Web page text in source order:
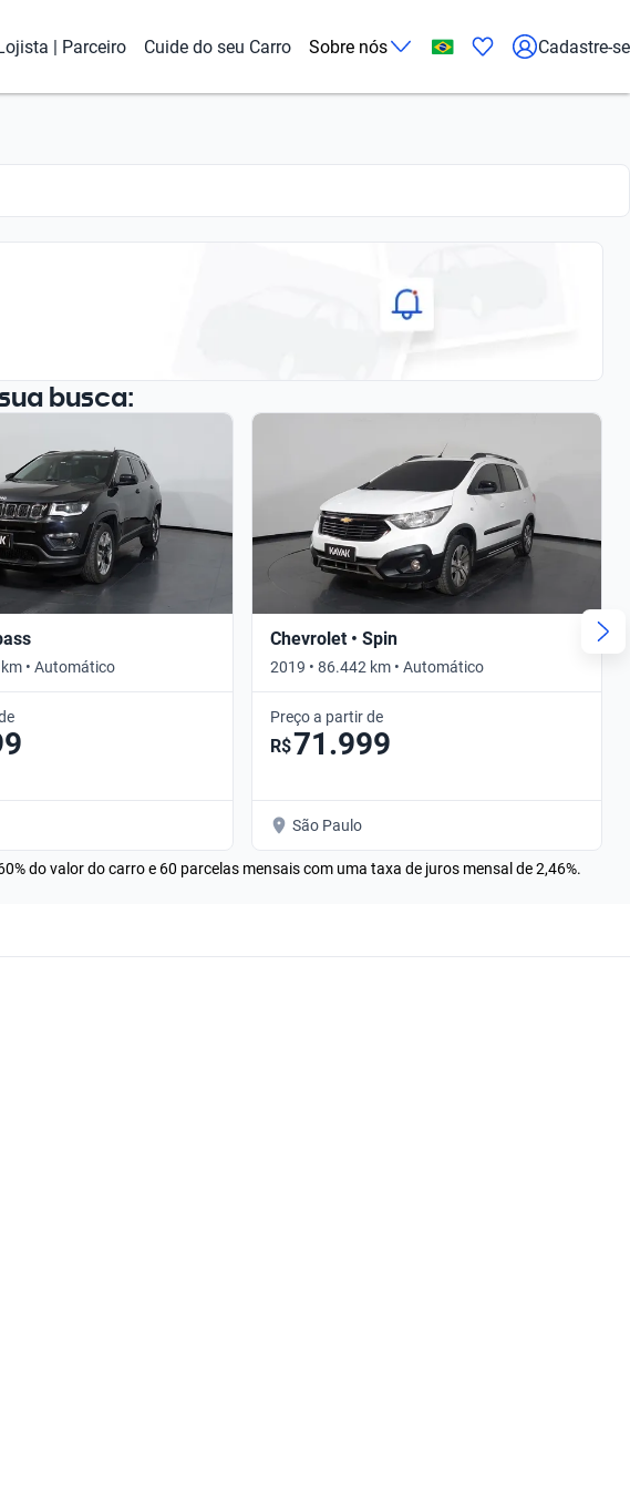
| Parceiro Cuide do seu Carro Sobre nós Cadastre-se
busca:
• Automático
Chevrolet • Spin
2019 • 86.442 km • Automático
Preço a partir de
R$71.999
São Paulo
do valor do carro e 60 parcelas mensais com uma taxa de juros mensal de 2,46%.